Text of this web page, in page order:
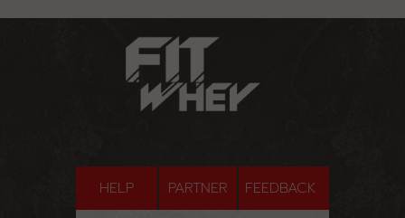
HELP PARTNER FEEDBACK